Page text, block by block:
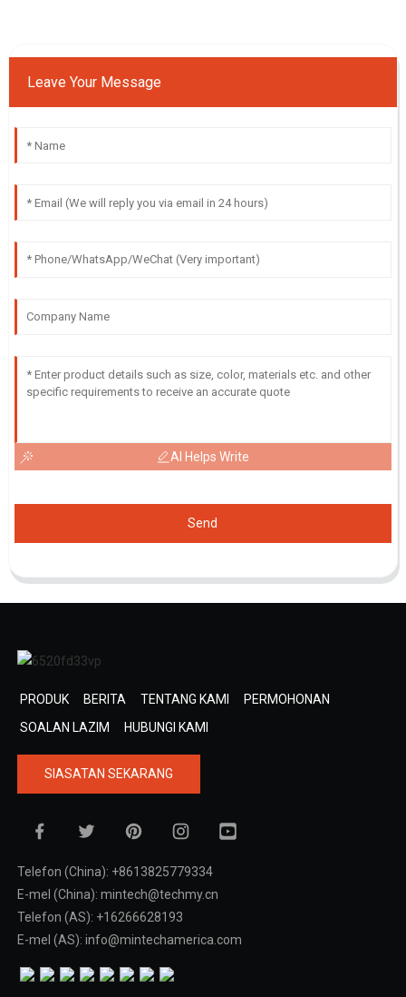
Leave Your Message
AI Helps Write
Send
PRODUK BERITA TENTANG KAMI
PERMOHONAN
SOALAN LAZIM
HUBUNGI KAMI
SIASATAN SEKARANG
Telefon (China): +8613825779334
E-mel (China): mintech@techmy.cn
Telefon (AS): +16266628193
E-mel (AS): info@mintechamerica.com